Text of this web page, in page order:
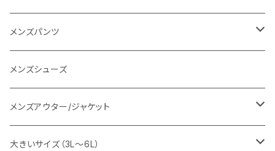
SY32 by SWEET YEARS
URBAN SQUARE
EDWIN
snow peak
カジュアルセットアップ
スラックス
ワイシャツ
シューズ
Tシャツ/カットソー
シャツ/ポロシャツ
パーカー/スウェット
ニット
メンズパンツ
デニムパンツ
イージーパンツ
スラックス
メンズシューズ
メンズアウター/ジャケット
ジャケット
大きいサイズ（3L～6L）